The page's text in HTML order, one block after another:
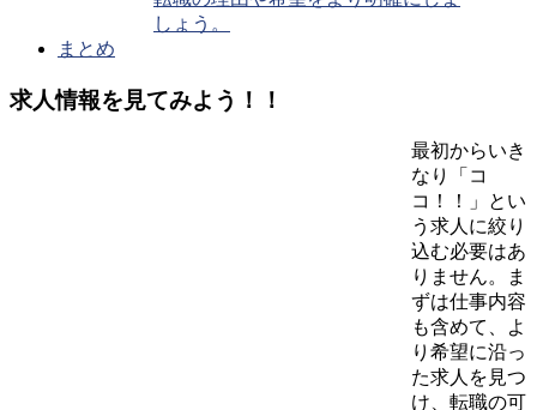
しょう。
まとめ
求人情報を見てみよう！！
最初からいき
なり「コ
コ！！」とい
う求人に絞り
込む必要はあ
りません。ま
ずは仕事内容
も含めて、よ
り希望に沿っ
た求人を見つ
け、転職の可